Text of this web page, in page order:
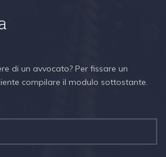
di un avvocato? Per fissare un
compilare il modulo sottostante.